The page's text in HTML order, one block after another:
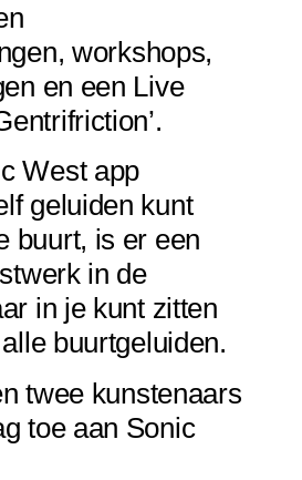
workshops,
en een Live
West app
geluiden kunt
buurt, is er een
in de
in je kunt zitten
buurtgeluiden.
twee kunstenaars
toe aan Sonic